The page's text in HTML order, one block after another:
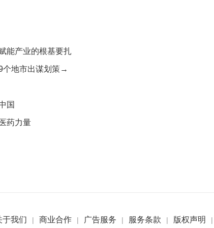
能产业的根基要扎
个地市出谋划策→
国
药力量
于我们 | 商业合作 | 广告服务 | 服务条款 | 版权声明 |